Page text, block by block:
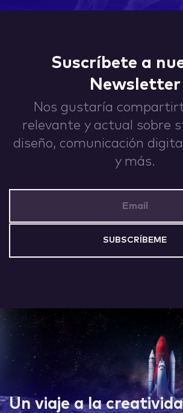
Suscríbete a
Newsletter
Nos gustaría
relevante y actual sobre
diseño, comunicación
y más.
Un viaje a la
hi@nett.mx